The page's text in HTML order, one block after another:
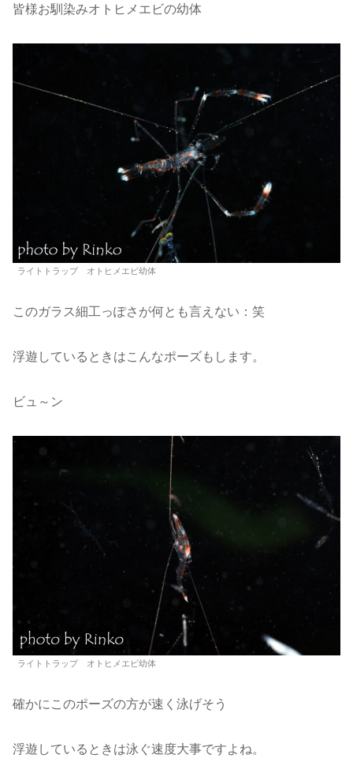
皆様お馴染みオトヒメエビの幼体
ライトトラップ オトヒメエビ幼体
このガラス細工っぽさが何とも言えない：笑
浮遊しているときはこんなポーズもします。
ビュ～ン
ライトトラップ オトヒメエビ幼体
確かにこのポーズの方が速く泳げそう
浮遊しているときは泳ぐ速度大事ですよね。